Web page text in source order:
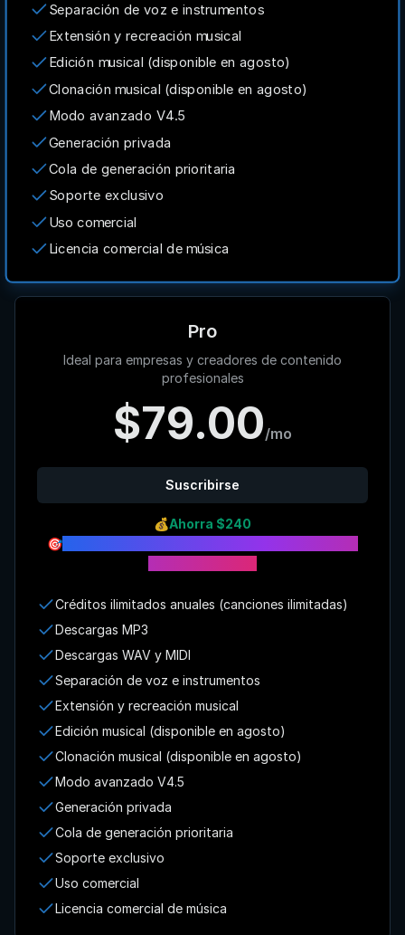
Separación de voz e instrumentos
Extensión y recreación musical
Edición musical (disponible en agosto)
Clonación musical (disponible en agosto)
Modo avanzado V4.5
Generación privada
Cola de generación prioritaria
Soporte exclusivo
Uso comercial
Licencia comercial de música
Pro
Ideal para empresas y creadores de contenido
profesionales
$79.00/mo
Suscribirse
💰Ahorra $240
🎯
Créditos ilimitados anuales (canciones ilimitadas)
Descargas MP3
Descargas WAV y MIDI
Separación de voz e instrumentos
Extensión y recreación musical
Edición musical (disponible en agosto)
Clonación musical (disponible en agosto)
Modo avanzado V4.5
Generación privada
Cola de generación prioritaria
Soporte exclusivo
Uso comercial
Licencia comercial de música